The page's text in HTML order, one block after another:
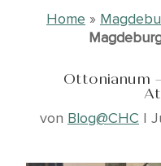
Home »
Ottonianum
von Blog@CHC |